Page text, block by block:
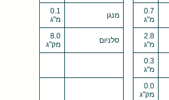
0.7
מ"ג
מנגן
0.1
מ"ג
2.8
מ"ג
סלניום
8.0
מק"ג
0.3
מ"ג
0.0
מק"ג